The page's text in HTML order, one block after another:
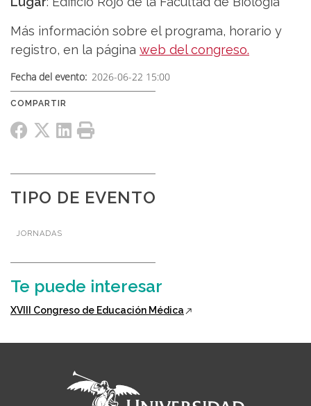
Más información sobre el programa, horario y
registro, en la página web del congreso.
Fecha del evento 2026-06-22 15:00
TIPO DE EVENTO
JORNADAS
Te puede interesar
XVIII Congreso de Educación Médica